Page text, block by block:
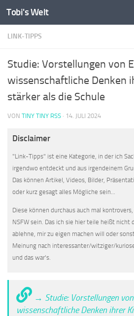
Zum Inhalt springen
Tobi's Welt
LINK-TIPPS
Studie: Vorstellungen von
wissenschaftliche Denken
stärker als die Schule
VON TINY TINY RSS · 14. JULI 2024
Disclaimer
"Link-Tipps" ist eine Kategorie, in der ich
irgendwo entdeckt und aus irgendeinem
Das können Artikel, Videos, Bilder,
oder kurz gesagt alles Mögliche sein...
Diese können durchaus auch mal
NSFW sein. Das ich sie hier teile heißt nicht
ablehne, mir zu eigen machen will oder
Meinung nach interessanter/witziger/
und das war's.
→ Studie: Vorstellungen
wissenschaftliche Denken ihrer